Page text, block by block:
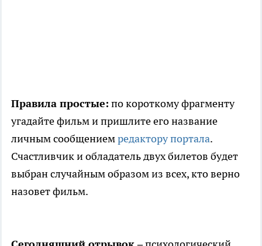
Правила простые: по короткому фрагменту
угадайте фильм и пришлите его название
личным сообщениемредактору портала.
Счастливчик и обладатель двух билетов будет
выбран случайным образом из всех, кто верно
назовет фильм.